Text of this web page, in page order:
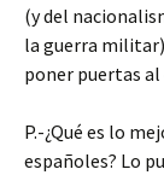
(y del
la guerra
poner puertas al
P.-¿Qué es lo
españoles? Lo